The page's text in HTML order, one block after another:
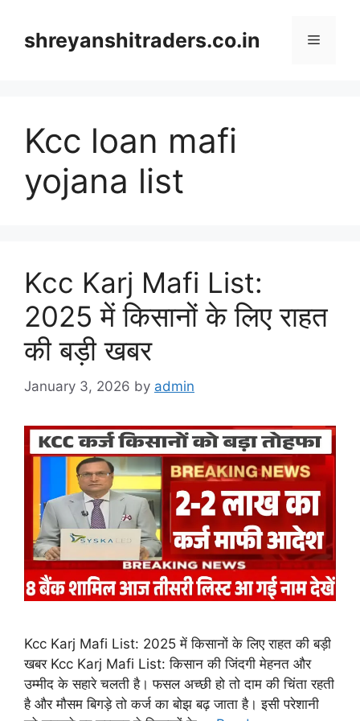
contentshreyanshitraders.co.in Menu
Kcc loan mafi
yojana list
Kcc Karj Mafi List:
2025 में किसानों के लिए राहत
की बड़ी खबर
January 3, 2026 by admin
Kcc Karj Mafi List: 2025 में किसानों के लिए राहत की बड़ी
खबर Kcc Karj Mafi List: किसान की जिंदगी मेहनत और
उम्मीद के सहारे चलती है। फसल अच्छी हो तो दाम की चिंता रहती
है और मौसम बिगड़े तो कर्ज का बोझ बढ़ जाता है। इसी परेशानी